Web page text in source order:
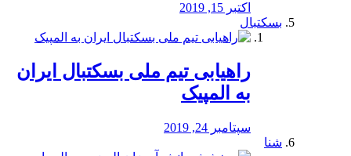
اکتبر 15, 2019
بسکتبال
راهیابی تیم ملی بسکتبال ایران
به المپیک
سپتامبر 24, 2019
شنا